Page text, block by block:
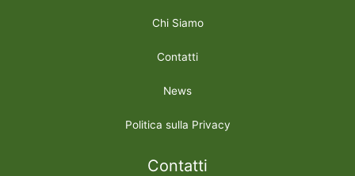
Chi Siamo
Contatti
News
Politica sulla Privacy
Contatti